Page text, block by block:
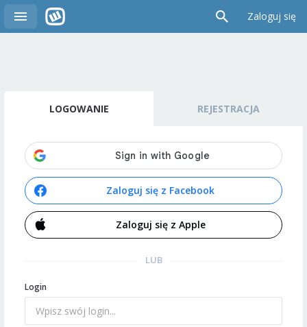
Zaloguj się
LOGOWANIE REJESTRACJA
Zaloguj się z Facebook
Zaloguj się z Apple
LUB
Login